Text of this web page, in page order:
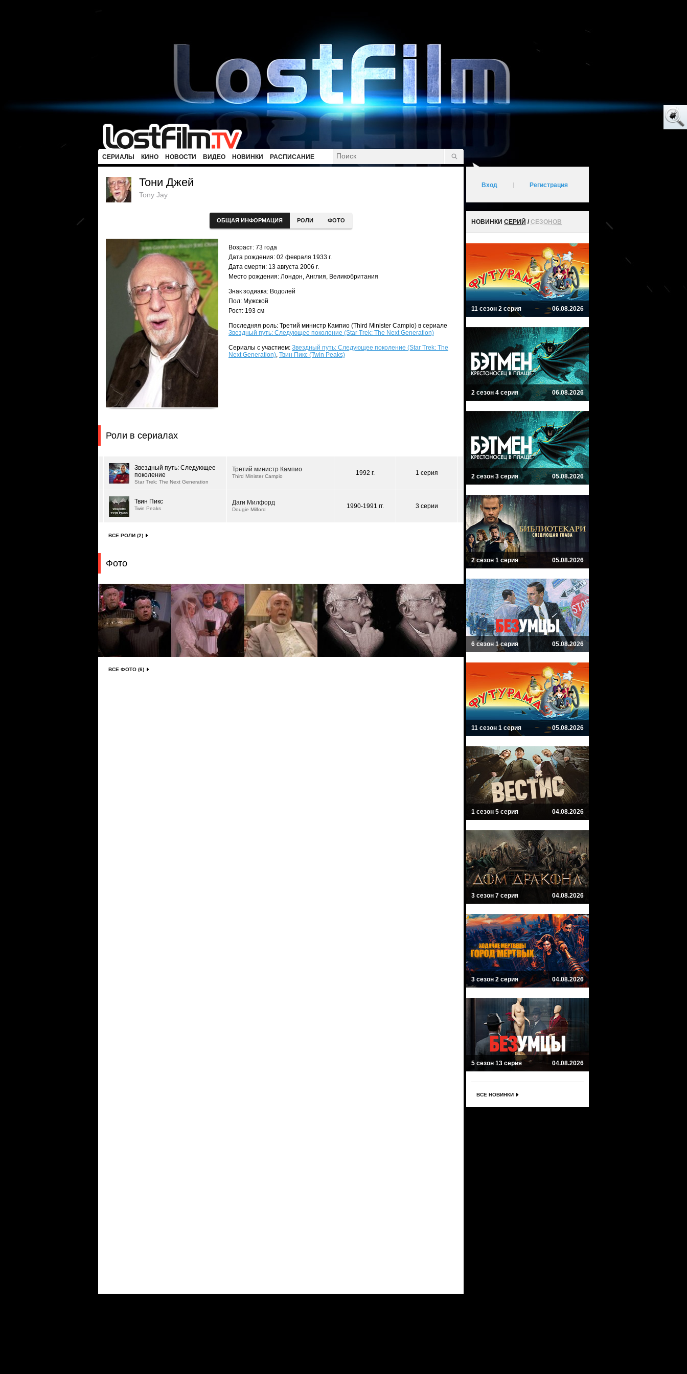
СЕРИАЛЫ КИНО НОВОСТИ ВИДЕО НОВИНКИ РАСПИСАНИЕ
Тони Джей
Tony Jay
ОБЩАЯ ИНФОРМАЦИЯ РОЛИ ФОТО
Возраст: 73 года
Дата рождения: 02 февраля 1933 г.
Дата смерти: 13 августа 2006 г.
Место рождения: Лондон, Англия, Великобритания
Знак зодиака: Водолей
Пол: Мужской
Рост: 193 см
Последняя роль: Третий министр Кампио (Third Minister Campio) в сериале
Звездный путь: Следующее поколение (Star Trek: The Next Generation)
Сериалы с участием: Звездный путь: Следующее поколение (Star Trek: The
Next Generation), Твин Пикс (Twin Peaks)
Роли в сериалах
Звездный путь: Следующее
поколение
Star Trek: The Next Generation
Третий министр Кампио
Third Minister Campio 1992 г. 1 серия
Твин Пикс
Twin Peaks
Даги Милфорд
Dougie Milford 1990-1991 гг. 3 серии
ВСЕ РОЛИ (2)
Фото
ВСЕ ФОТО (6)
Вход Регистрация
НОВИНКИ СЕРИЙ /СЕЗОНОВ
11 сезон 2 серия 06.08.2026
2 сезон 4 серия 06.08.2026
2 сезон 3 серия 05.08.2026
2 сезон 1 серия 05.08.2026
6 сезон 1 серия 05.08.2026
11 сезон 1 серия 05.08.2026
1 сезон 5 серия 04.08.2026
3 сезон 7 серия 04.08.2026
3 сезон 2 серия 04.08.2026
5 сезон 13 серия 04.08.2026
ВСЕ НОВИНКИ